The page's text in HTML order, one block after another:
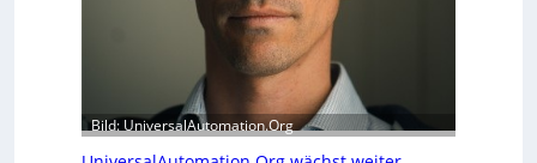
A
b
a
u
h
i
t
0
u
n
Bild: UniversalAutomation.Org